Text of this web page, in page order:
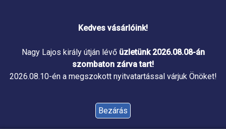
Kedves vásárlóink!
Nagy Lajos király útján lévő üzletünk 2026.08.08-án
szombaton zárva tart!
2026.08.10-én a megszokott nyitvatartással várjuk Önöket!
Bezárás